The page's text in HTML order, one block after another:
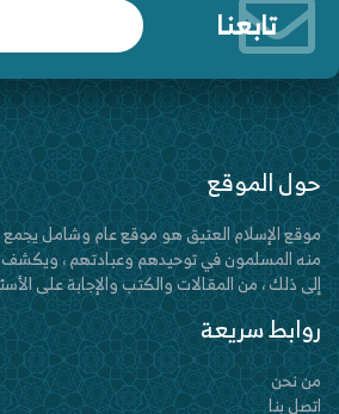
تابعنا
حول الموقع
موقع الإسلام العتيق هو موقع عام وشامل
منه المسلمون في توحيدهم وعبادتهم ،
إلى ذلك ، من المقالات والكتب والإجابة على
روابط سريعة
من نحن
اتصل بنا